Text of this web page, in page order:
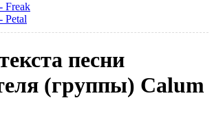
- Freak
- Petal
песни
(группы) Calum